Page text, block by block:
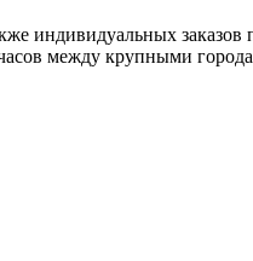
индивидуальных заказов
между крупными